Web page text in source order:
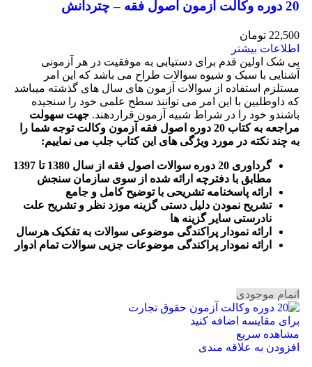
20 دوره وکالت آزمون اصول فقه – چتردانش
22,500 تومان
اطلاعات بیشتر
بی شک اولین قدم برای دستیابی به موفقیت در هر آزمونی
آشنایی با سبک و شیوه سوالات طراح می باشد که این امر
مستلزم استفاده از سوالات آزمون های سال های گذشته میباشد
که داوطلبین با این امر می توانند سطح علمی خود را سنجیده
باشندو خود را در شراط شبیه آزمون قراردهند. جهت سهولت
مراجعه به کتاب 20 دوره اصول فقه آزمون وکالت
توجه شما را
به چند نکته در مورد ویژگی های این کتاب جلب می نماییم:
گرداوری 20 دوره سوالات اصول فقه از سال 1380 تا 1397
مطابق با دفترچه ارائه شده از سوی سازمان سنجش
ارائه پاسخنامه تشریحی با توضیح کامل و جامع
تشریح نمودن دلیل دستی گزینه موزد نظر و تشریح علت
نادرستی سایر گزینه ها
ارائه نمودار پراکندگی موضوعی سوالات به تفکیک هرسال
رائه نمودار پراکندگی موضوعات جزیی سوالات تمام ادوار
اتمام موجودی
برای مقایسه اضافه کنید
مشاهده سریع
افزودن به علاقه مندی